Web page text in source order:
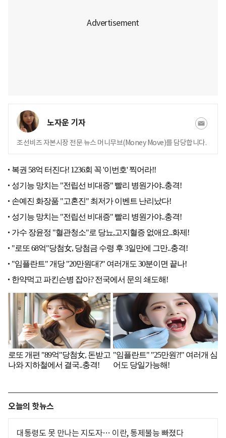
노자운 기자
조선비즈 자본시장 전문 뉴스 머니무브(Money Move)를 담당합니다.
오늘의 핫뉴스
대통령도 못 만나는 지도자… 이란, 통제불능 빠졌다